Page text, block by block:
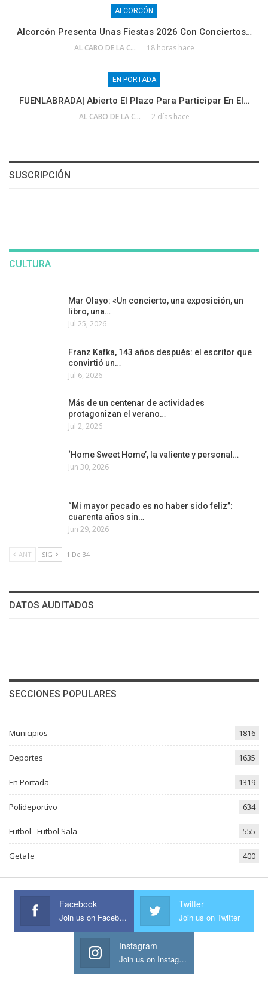
ALCORCÓN
Alcorcón Presenta Unas Fiestas 2026 Con Conciertos…
AL CABO DE LA CALLE 18 horas hace
EN PORTADA
FUENLABRADA| Abierto El Plazo Para Participar En El…
AL CABO DE LA CALLE 2 días hace
SUSCRIPCIÓN
CULTURA
Mar Olayo: «Un concierto, una exposición, un
libro, una…
Jul 25, 2026
Franz Kafka, 143 años después: el escritor que
convirtió un…
Jul 6, 2026
Más de un centenar de actividades
protagonizan el verano…
Jul 2, 2026
‘Home Sweet Home’, la valiente y personal…
Jun 30, 2026
“Mi mayor pecado es no haber sido feliz”:
cuarenta años sin…
Jun 29, 2026
ANT SIG 1 De 34
DATOS AUDITADOS
SECCIONES POPULARES
Municipios 1816
Deportes 1635
En Portada 1319
Polideportivo 634
Futbol - Futbol Sala 555
Getafe 400
Facebook
Join us on Facebook
Twitter
Join us on Twitter
Instagram
Join us on Instagram